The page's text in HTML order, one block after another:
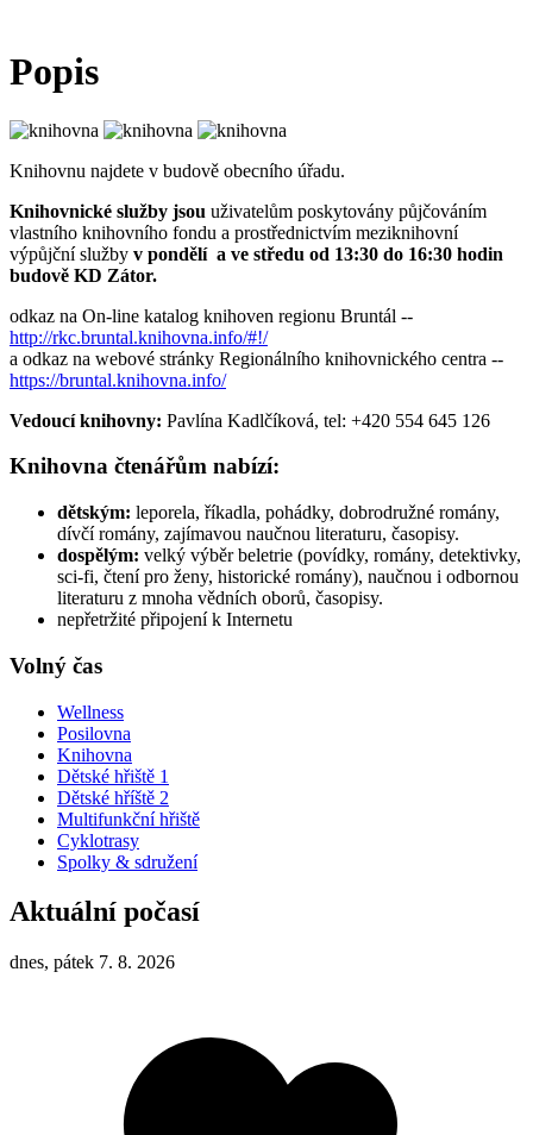
Popis
Knihovnu najdete v budově obecního úřadu.
Knihovnické služby jsou uživatelům poskytovány půjčováním
vlastního knihovního fondu a prostřednictvím meziknihovní
výpůjční služby v pondělí a ve středu od 13:30 do 16:30 hodin
budově KD Zátor.
odkaz na On-line katalog knihoven regionu Bruntál --
http://rkc.bruntal.knihovna.info/#!/
a odkaz na webové stránky Regionálního knihovnického centra --
https://bruntal.knihovna.info/
Vedoucí knihovny: Pavlína Kadlčíková, tel: +420 554 645 126
Knihovna čtenářům nabízí:
dětským: leporela, říkadla, pohádky, dobrodružné romány,
dívčí romány, zajímavou naučnou literaturu, časopisy.
dospělým: velký výběr beletrie (povídky, romány, detektivky,
sci-fi, čtení pro ženy, historické romány), naučnou i odbornou
literaturu z mnoha vědních oborů, časopisy.
nepřetržité připojení k Internetu
Volný čas
Wellness
Posilovna
Knihovna
Dětské hřiště 1
Dětské hříště 2
Multifunkční hřiště
Cyklotrasy
Spolky & sdružení
Aktuální počasí
dnes, pátek 7. 8. 2026